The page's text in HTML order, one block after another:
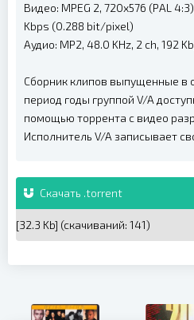
Видео: MPEG 2, 720x576 (PAL
Kbps (0.288 bit/pixel)
Аудио: MP2, 48.0 KHz, 2 ch, 192
Сборник клипов выпущенные в
период годы группой V/A
помощью торрента с видео
Исполнитель V/A записывает
Скачать .torrent
[32.3 Kb] (cкачиваний: 141)